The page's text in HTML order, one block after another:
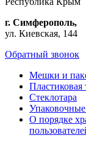
г. Симферополь,
ул. Киевская, 144
Обратный звонок
Мешки и
Пластиковая
Стеклотара
О порядке